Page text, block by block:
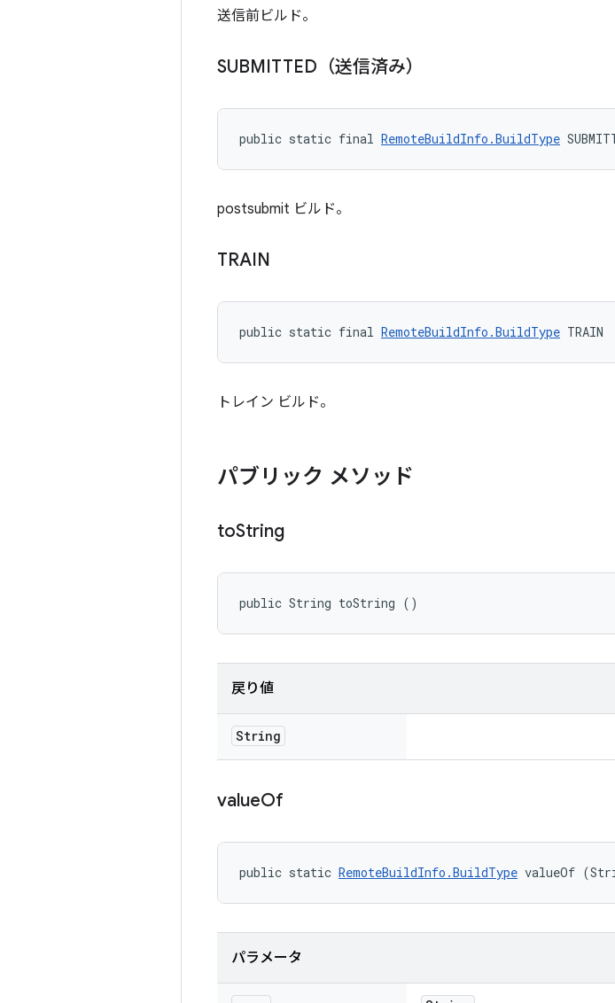
送信前ビルド。
SUBMITTED（送信済み）
public static final RemoteBuildInfo.BuildType
postsubmit ビルド。
TRAIN
public static final RemoteBuildInfo.BuildType TRAIN
トレイン ビルド。
パブリック メソッド
toString
public String toString ()
戻り値
String
valueOf
public static RemoteBuildInfo.BuildType valueOf
パラメータ